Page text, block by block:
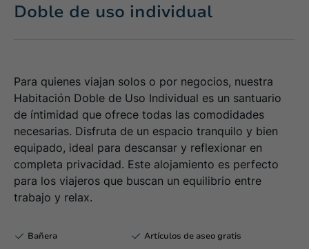
Doble de uso individual
Para quienes viajan solos o por negocios, nuestra
Habitación Doble de Uso Individual es un santuario
de íntimidad que ofrece todas las comodidades
necesarias. Disfruta de un espacio tranquilo y bien
equipado, ideal para descansar y reflexionar en
completa privacidad. Este alojamiento es perfecto
para los viajeros que buscan un equilibrio entre
trabajo y relax.
Bañera
Artículos de aseo gratis